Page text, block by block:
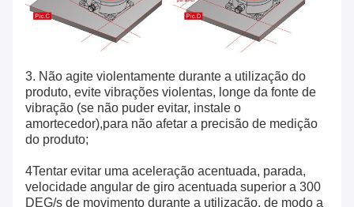
3. Não agite violentamente durante a utilização do
produto, evite vibrações violentas, longe da fonte de
vibração (se não puder evitar, instale o
amortecedor),para não afetar a precisão de medição
do produto;
4Tentar evitar uma aceleração acentuada, parada,
velocidade angular de giro acentuada superior a 300
DEG/s de movimento durante a utilização, de modo a